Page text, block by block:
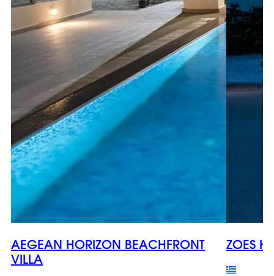
AEGEAN HORIZON BEACHFRONT
VILLA
ZOES